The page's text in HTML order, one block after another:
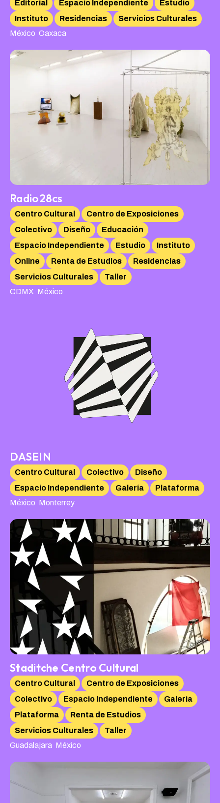
Editorial Espacio Independiente
Estudio
Instituto
Residencias
Servicios Culturales
México Oaxaca
Radio28cs
Centro Cultural
Centro de Exposiciones
Colectivo
Diseño
Educación
Espacio Independiente
Estudio
Instituto
Online
Renta de Estudios
Residencias
Servicios Culturales
Taller
CDMX México
DASEIN
Centro Cultural Colectivo
Diseño
Espacio Independiente
Galería
Plataforma
México Monterrey
Staditche Centro Cultural
Centro Cultural
Centro de Exposiciones
Colectivo
Espacio Independiente
Galería
Plataforma
Renta de Estudios
Servicios Culturales
Taller
Guadalajara México